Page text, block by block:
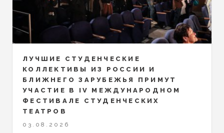
ЛУЧШИЕ СТУДЕНЧЕСКИЕ
КОЛЛЕКТИВЫ ИЗ РОССИИ И
БЛИЖНЕГО ЗАРУБЕЖЬЯ ПРИМУТ
УЧАСТИЕ В IV МЕЖДУНАРОДНОМ
ФЕСТИВАЛЕ СТУДЕНЧЕСКИХ
ТЕАТРОВ
03.08.2026